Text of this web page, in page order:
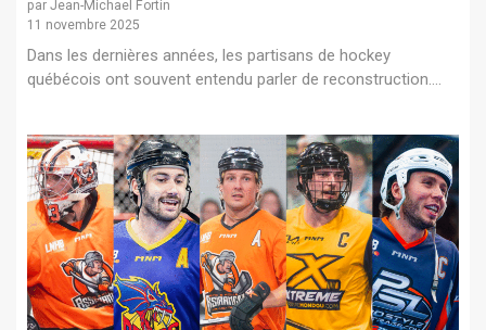
par Jean-Michael Fortin
11 novembre 2025
Dans les dernières années, les partisans de hockey
québécois ont souvent entendu parler de reconstruction....